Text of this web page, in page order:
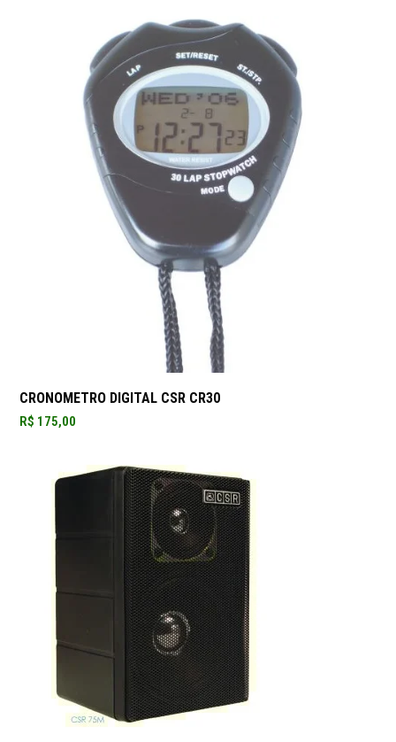
CRONOMETRO DIGITAL CSR CR30
R$ 175,00